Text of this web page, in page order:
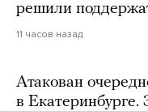
решили
11 часов назад
Атакован
в Екатеринбурге.